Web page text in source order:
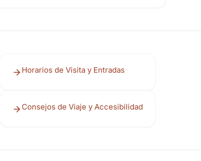
Horarios de Visita y Entradas
Consejos de Viaje y Accesibilidad